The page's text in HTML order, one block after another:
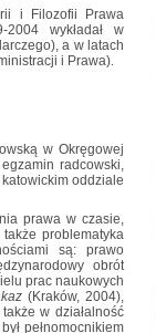
i Filozofii Prawa
wykładał w
a w latach
i Prawa).
w Okręgowej
radcowski,
oddziale
prawa w czasie,
problematyka
są: prawo
obrót
prac naukowych
(Kraków, 2004),
w działalność
pełnomocnikiem